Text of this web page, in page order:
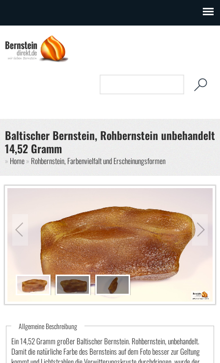
Baltischer Bernstein, Rohbernstein unbehandelt
14,52 Gramm
Sie sind hier
Home Rohbernstein, Farbenvielfalt und Erscheinungsformen
Allgemeine Beschreibung
Ein 14,52 Gramm großer Baltischer Bernstein. Rohbernstein, unbehandelt.
Damit die natürliche Farbe des Bernsteins auf dem Foto besser zur Geltung